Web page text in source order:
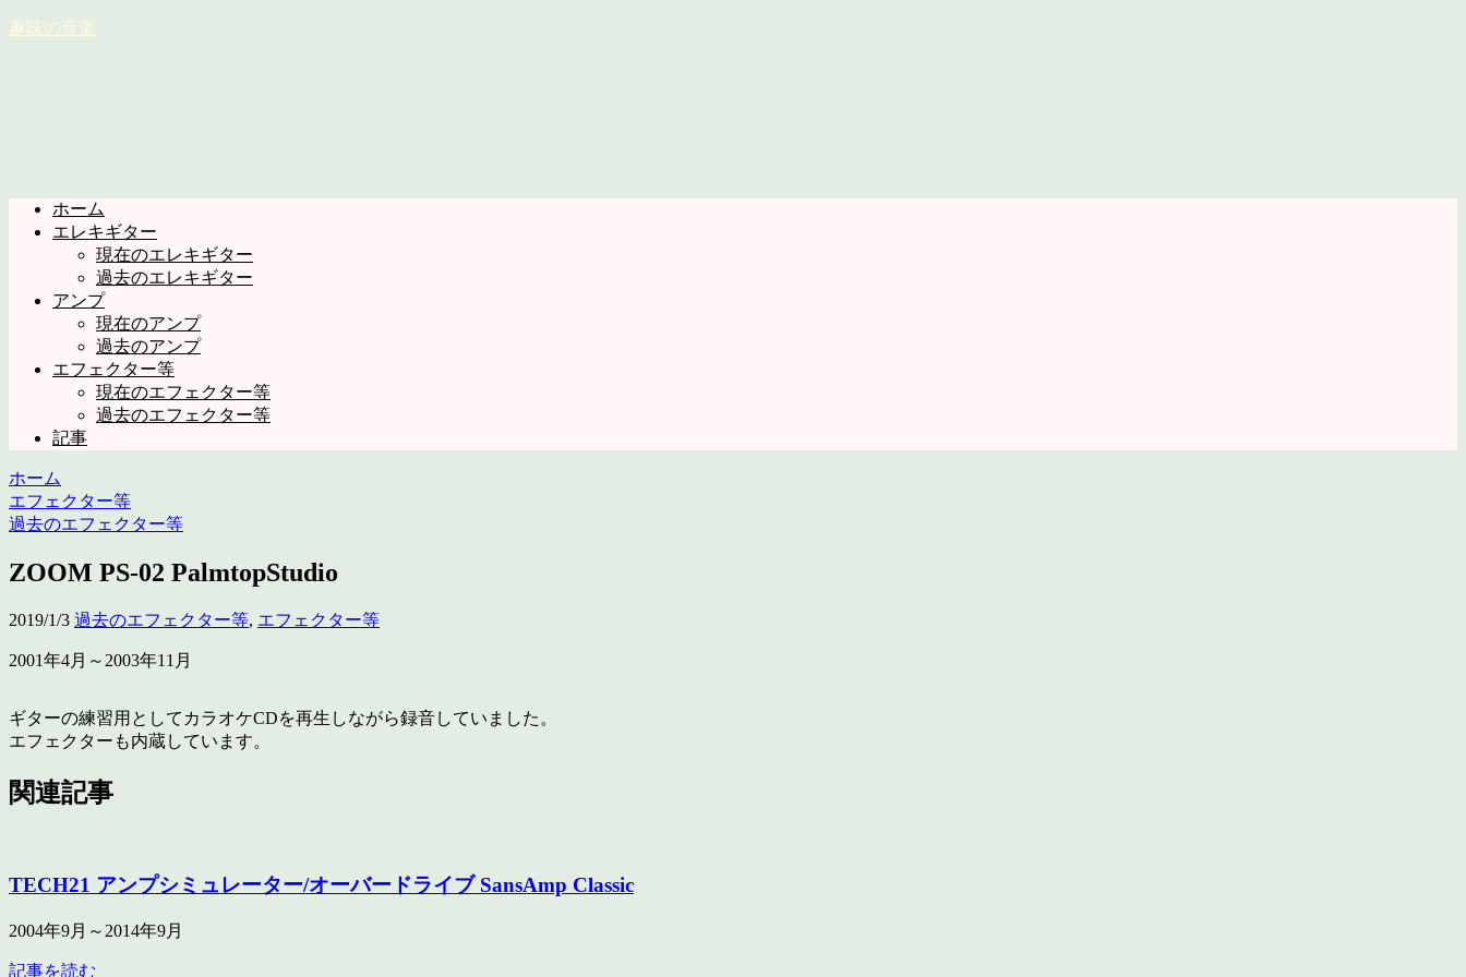
趣味の音楽
ホーム
エレキギター
現在のエレキギター
過去のエレキギター
アンプ
現在のアンプ
過去のアンプ
エフェクター等
現在のエフェクター等
過去のエフェクター等
記事
ホーム
エフェクター等
過去のエフェクター等
ZOOM PS-02 PalmtopStudio
2019/1/3 過去のエフェクター等, エフェクター等
2001年4月～2003年11月
ギターの練習用としてカラオケCDを再生しながら録音していました。
エフェクターも内蔵しています。
関連記事
TECH21 アンプシミュレーター/オーバードライブ SansAmp Classic
2004年9月～2014年9月
記事を読む